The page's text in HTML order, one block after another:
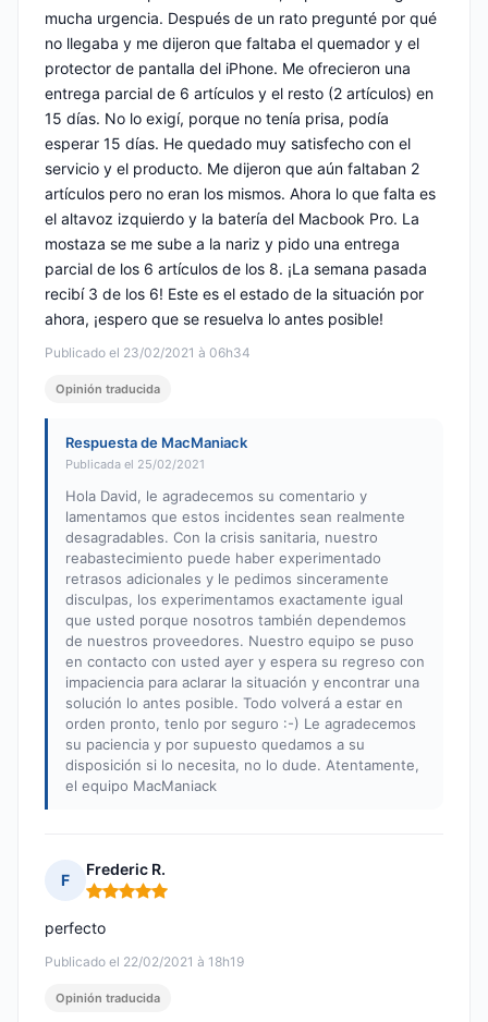
Publicado el 23/02/2021 à 06h34
mucha urgencia. Después de un rato pregunté por qué
no llegaba y me dijeron que faltaba el quemador y el
protector de pantalla del iPhone. Me ofrecieron una
entrega parcial de 6 artículos y el resto (2 artículos) en
15 días. No lo exigí, porque no tenía prisa, podía
esperar 15 días. He quedado muy satisfecho con el
servicio y el producto. Me dijeron que aún faltaban 2
artículos pero no eran los mismos. Ahora lo que falta es
el altavoz izquierdo y la batería del Macbook Pro. La
mostaza se me sube a la nariz y pido una entrega
parcial de los 6 artículos de los 8. ¡La semana pasada
recibí 3 de los 6! Este es el estado de la situación por
ahora, ¡espero que se resuelva lo antes posible!
Opinión traducida
Respuesta de MacManiack
Publicada el 25/02/2021
Hola David, le agradecemos su comentario y
lamentamos que estos incidentes sean realmente
desagradables. Con la crisis sanitaria, nuestro
reabastecimiento puede haber experimentado
retrasos adicionales y le pedimos sinceramente
disculpas, los experimentamos exactamente igual
que usted porque nosotros también dependemos
de nuestros proveedores. Nuestro equipo se puso
en contacto con usted ayer y espera su regreso con
impaciencia para aclarar la situación y encontrar una
solución lo antes posible. Todo volverá a estar en
orden pronto, tenlo por seguro :-) Le agradecemos
su paciencia y por supuesto quedamos a su
disposición si lo necesita, no lo dude. Atentamente,
el equipo MacManiack
F
Frederic R.
Nota: 5 de 5
Publicado el 22/02/2021 à 18h19
perfecto
Opinión traducida